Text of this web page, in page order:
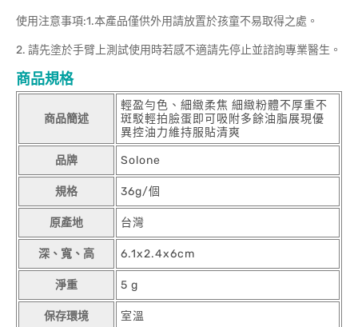
使用注意事項:1.本產品僅供外用請放置於孩童不易取得之處。
2. 請先塗於手臂上測試使用時若感不適請先停止並諮詢專業醫生。
商品規格
商品簡述
輕盈勻色、細緻柔焦 細緻粉體不厚重不
斑駁輕拍臉蛋即可吸附多餘油脂展現優
異控油力維持服貼清爽
品牌 Solone
規格 36g/個
原產地 台灣
深、寬、高 6.1x2.4x6cm
淨重 5 g
保存環境 室溫